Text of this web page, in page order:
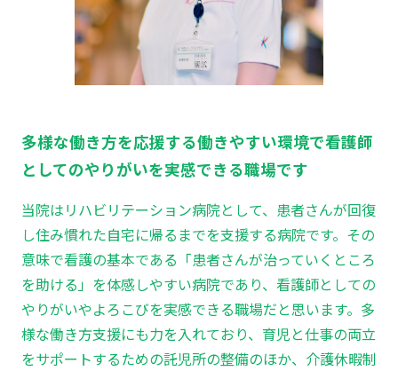
多様な働き方を応援する働きやすい環境で看護師
としてのやりがいを実感できる職場です
当院はリハビリテーション病院として、患者さんが回復
し住み慣れた自宅に帰るまでを支援する病院です。その
意味で看護の基本である「患者さんが治っていくところ
を助ける」を体感しやすい病院であり、看護師としての
やりがいやよろこびを実感できる職場だと思います。多
様な働き方支援にも力を入れており、育児と仕事の両立
をサポートするための託児所の整備のほか、介護休暇制